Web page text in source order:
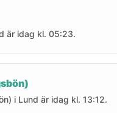
är idag kl. 05:23.
i Lund är idag kl. 13:12.